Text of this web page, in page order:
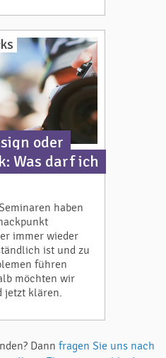
oder
Was darf ich
haben
immer wieder
ist und zu
führen
möchten wir
jetzt klären.
Dann fragen Sie uns nach